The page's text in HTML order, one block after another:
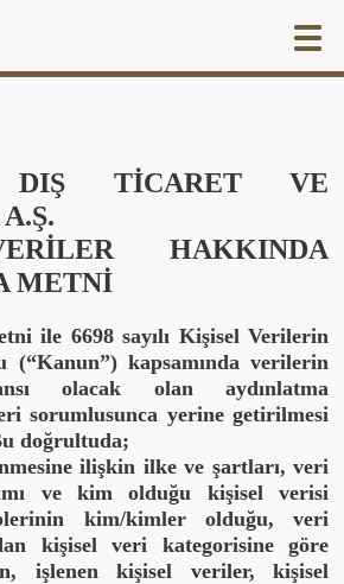
DIŞ TİCARET VE
HAKKINDA
METNİ
ile 6698 sayılı Kişisel Verilerin
(“Kanun”) kapsamında verilerin
olacak olan aydınlatma
sorumlusunca yerine getirilmesi
doğrultuda;
ilişkin ilke ve şartları, veri
ve kim olduğu kişisel verisi
kim/kimler olduğu, veri
kişisel veri kategorisine göre
işlenen kişisel veriler, kişisel